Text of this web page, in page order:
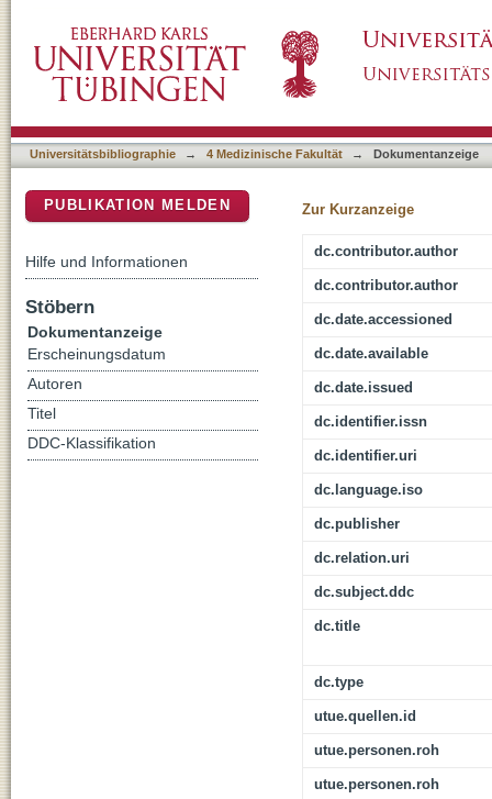
Circulating Biomarkers
Universitätsbibliographie → 4 Medizinische Fakultät → Dokumentanzeige
Zur Kurzanzeige
dc.contributor.author
dc.contributor.author
dc.date.accessioned
dc.date.available
dc.date.issued
dc.identifier.issn
dc.identifier.uri
dc.language.iso
dc.publisher
dc.relation.uri
dc.subject.ddc
dc.title
dc.type
utue.quellen.id
utue.personen.roh
utue.personen.roh
PUBLIKATION MELDEN
Hilfe und Informationen
Stöbern
Dokumentanzeige
Erscheinungsdatum
Autoren
Titel
DDC-Klassifikation